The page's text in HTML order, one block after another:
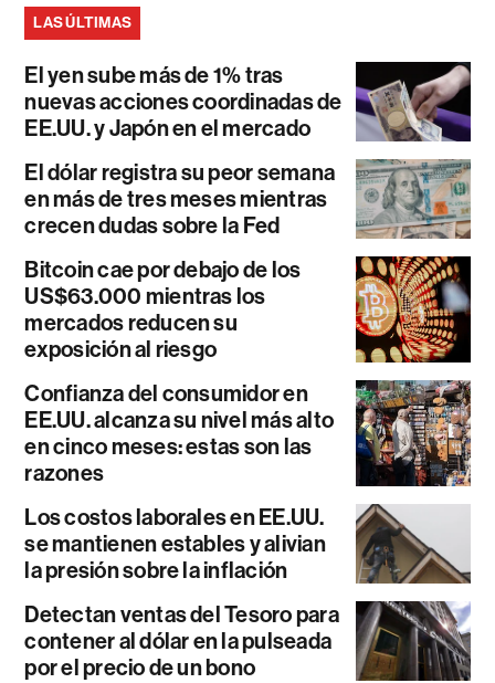
LAS ÚLTIMAS
El yen sube más de 1% tras
nuevas acciones coordinadas de
EE.UU. y Japón en el mercado
El dólar registra su peor semana
en más de tres meses mientras
crecen dudas sobre la Fed
Bitcoin cae por debajo de los
US$63.000 mientras los
mercados reducen su
exposición al riesgo
Confianza del consumidor en
EE.UU. alcanza su nivel más alto
en cinco meses: estas son las
razones
Los costos laborales en EE.UU.
se mantienen estables y alivian
la presión sobre la inflación
Detectan ventas del Tesoro para
contener al dólar en la pulseada
por el precio de un bono